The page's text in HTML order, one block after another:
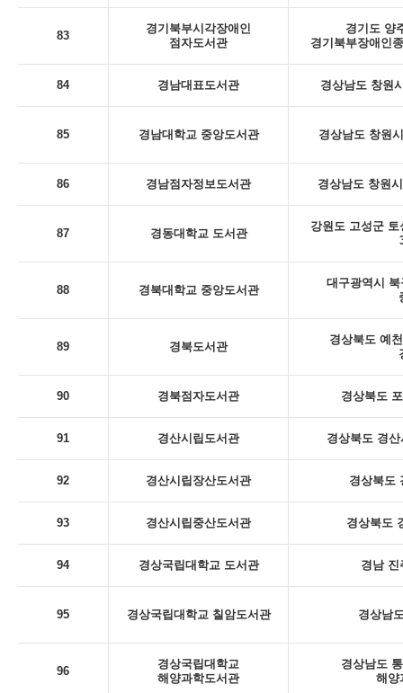
83
경기북부시각장애인
점자도서관
경기도 양
경기북부장애인
84 경남대표도서관 경상남도 창원
85 경남대학교 중앙도서관 경상남도 창원
86 경남점자정보도서관 경상남도 창원
87 경동대학교 도서관
강원도 고성군
88 경북대학교 중앙도서관
대구광역시
89 경북도서관
경상북도 예
90 경북점자도서관 경상북도
91 경산시립도서관 경상북도 경
92 경산시립장산도서관 경상북도
93 경산시립중산도서관 경상북도
94 경상국립대학교 도서관 경남 진
95 경상국립대학교 칠암도서관 경상남
96
경상국립대학교
해양과학도서관
경상남도
해양